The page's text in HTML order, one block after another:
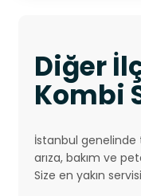
Diğer
Kombi
İstanbul genelinde
arıza, bakım ve
Size en yakın